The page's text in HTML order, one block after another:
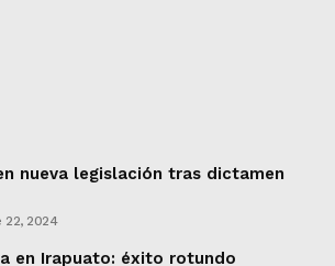
nueva legislación tras dictamen
22, 2024
en Irapuato: éxito rotundo